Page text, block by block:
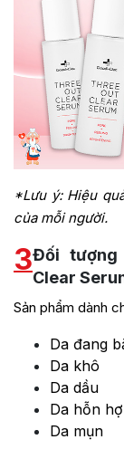
*Lưu ý: Hiệu
của mỗi người.
3Đối tượng
Clear
Sản phẩm dành
Da đang
Da khô
Da dầu
Da hỗn
Da mụn